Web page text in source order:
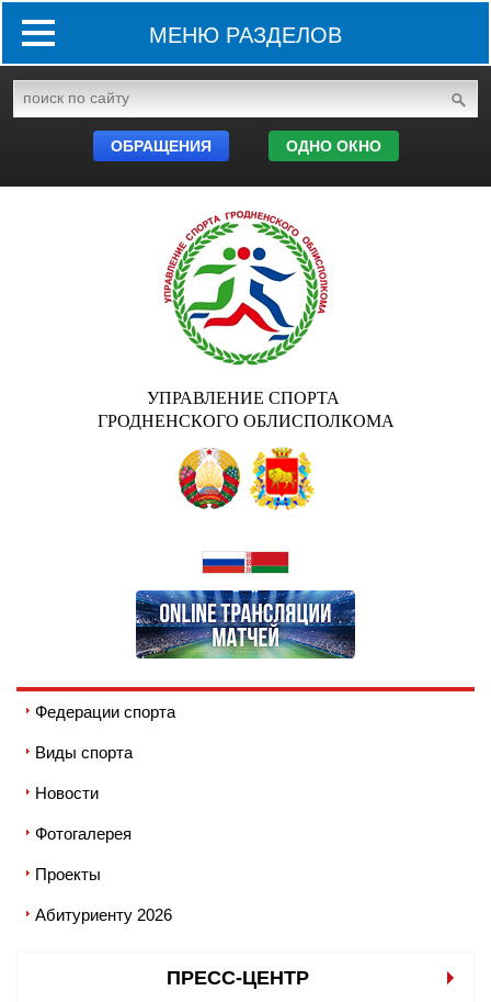
МЕНЮ РАЗДЕЛОВ
ОБРАЩЕНИЯ ОДНО ОКНО
УПРАВЛЕНИЕ СПОРТА
ГРОДНЕНСКОГО ОБЛИСПОЛКОМА
Федерации спорта
Виды спорта
Новости
Фотогалерея
Проекты
Абитуриенту 2026
ПРЕСС-ЦЕНТР